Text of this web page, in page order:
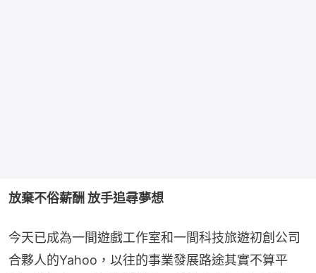
放棄不俗薪酬 放手追尋夢想
今天已成為一間遊戲工作室和一間科技旅遊初創公司
合夥人的Yahoo，以往的事業發展路途其實不算平